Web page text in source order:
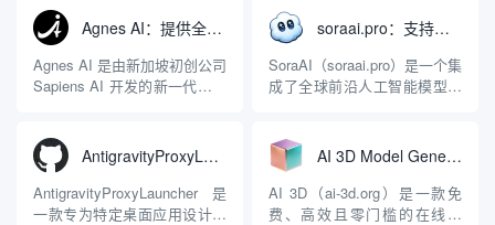
LuaJIT 构建，并在 2019 年作
为顶级开源项目捐赠给
Apache 软件基金会。APISIX
彻底摒...
程助手的账号与运行环境而设
计。它目前支持包括
Antigravity IDE、Codex、
GitHub Copilo...
Agnes AI：提供全模态模型免费API、支持图文视频生成与复杂工程执行的智能体平台
Agnes AI 是由新加坡初创公司
Sapiens AI 开发的新一代多模
限制，提供集文本、图像、视
频生成于一体的“全模态”大模
型能力。平台的核心产品矩阵
包括主打自动化工作流的
soraai.pro：支持多模型文字转视频和图像生成的在线创作工具
SoraAI（soraai.pro）是一个集
成了全球前沿人工智能模型的
者、营销人员及广大用户提供
一站式、开箱即用的视觉内容
生成解决方案。网站的核心优
势在于其强大的多模型聚合能
AntigravityProxyLauncher：免TUN全局代理使用Antigravity IDE
AntigravityProxyLauncher 是
一款专为特定桌面应用设计的
AI 3D Model Generator：通过文本和图像快速生成3D模型的在线工具
AI 3D（ai-3d.org）是一款免
费、高效且零门槛的在线AI